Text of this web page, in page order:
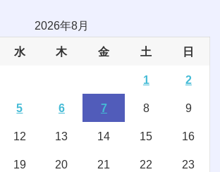
(1)
(5)
(2)
(10)
(3)
2026年8月
水 木 金 土 日
1 2
5 6 7 8 9
12 13 14 15 16
19 20 21 22 23